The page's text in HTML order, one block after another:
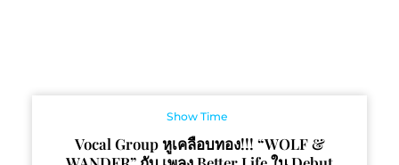
Show Time
Vocal Group หูเคลือบทอง!!! “WOLF &